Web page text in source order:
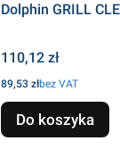
Dolphin GRILL
Cena
110,12 zł
Cena
89,53 złbez VAT
Do koszyka